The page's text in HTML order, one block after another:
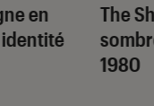
en
The
1980